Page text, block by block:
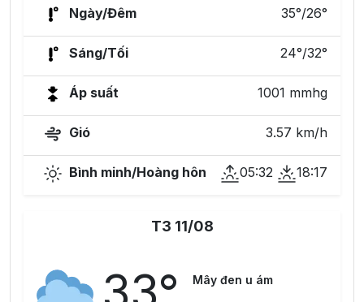
Ngày/Đêm 35°/26°
Sáng/Tối 24°/32°
Áp suất 1001 mmhg
Gió 3.57 km/h
Bình minh/Hoàng hôn 05:32 18:17
T3 11/08
Mây đen u ám